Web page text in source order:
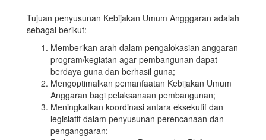
Tujuan penyusunan Kebijakan Umum Angggaran adalah
sebagai berikut:
Memberikan arah dalam pengalokasian anggaran
program/kegiatan agar pembangunan dapat
berdaya guna dan berhasil guna;
Mengoptimalkan pemanfaatan Kebijakan Umum
Anggaran bagi pelaksanaan pembangunan;
Meningkatkan koordinasi antara eksekutif dan
legislatif dalam penyusunan perencanaan dan
penganggaran;